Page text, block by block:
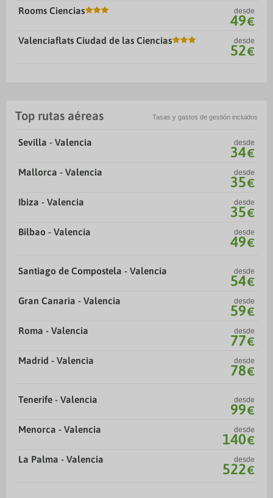
Rooms Ciencias desde
49€
Valenciaflats Ciudad de las Ciencias desde
52€
Top rutas aéreas Tasas y gastos de gestión incluidos
Sevilla - Valencia desde
34€
Mallorca - Valencia desde
35€
Ibiza - Valencia desde
35€
Bilbao - Valencia desde
49€
Santiago de Compostela - Valencia desde
54€
Gran Canaria - Valencia desde
59€
Roma - Valencia desde
77€
Madrid - Valencia desde
78€
Tenerife - Valencia desde
99€
Menorca - Valencia desde
140€
La Palma - Valencia desde
522€